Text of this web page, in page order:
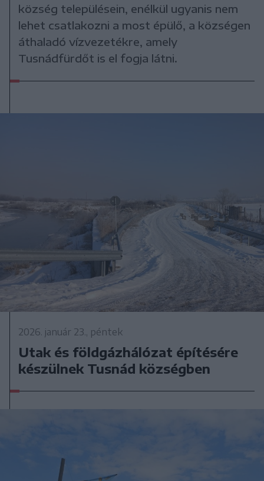
község településein, enélkül ugyanis nem
lehet csatlakozni a most épülő, a községen
áthaladó vízvezetékre, amely
Tusnádfürdőt is el fogja látni.
2026. január 23., péntek
Utak és földgázhálózat építésére
készülnek Tusnád községben